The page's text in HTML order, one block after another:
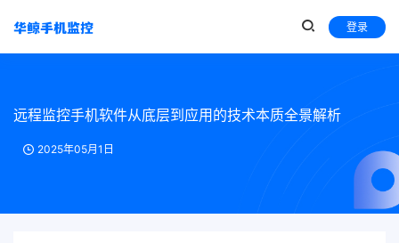
登录
远程监控手机软件从底层到应用的技术本质全景解析
2025年05月1日